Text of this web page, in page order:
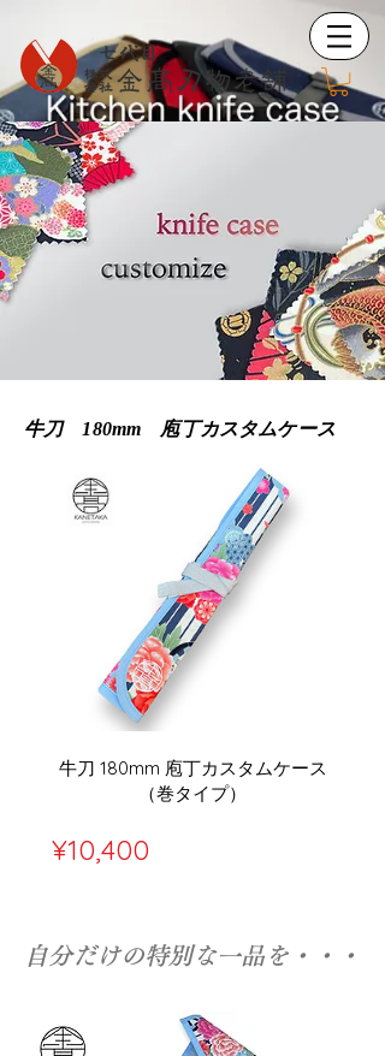
牛刀​ 180mm 庖丁カスタムケース
牛刀 180mm 庖丁カスタムケース
（巻タイプ）
¥10,400
自分だけの特別な一品を・・・